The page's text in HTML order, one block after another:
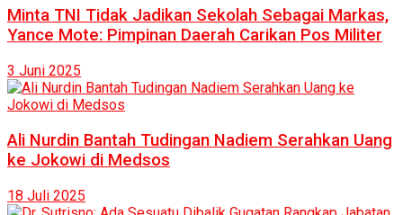
Minta TNI Tidak Jadikan Sekolah Sebagai Markas,
Yance Mote: Pimpinan Daerah Carikan Pos Militer
3 Juni 2025
Ali Nurdin Bantah Tudingan Nadiem Serahkan Uang
ke Jokowi di Medsos
18 Juli 2025